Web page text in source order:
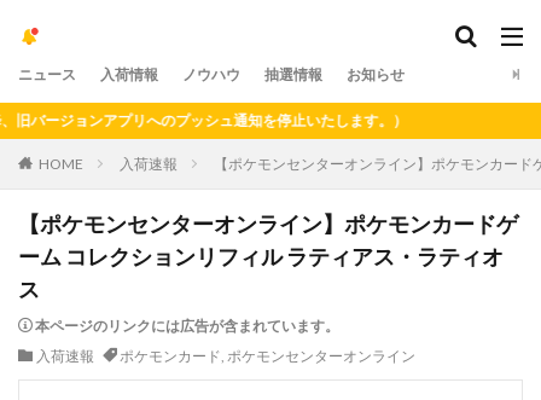
ニュース 入荷情報 ノウハウ 抽選情報 お知らせ
ジョンアプリへのプッシュ通知を停止いたします。）
HOME 入荷速報 【ポケモンセンターオンライン】ポケモンカー
【ポケモンセンターオンライン】ポケモンカードゲ
ーム コレクションリフィル ラティアス・ラティオ
ス
本ページのリンクには広告が含まれています。
入荷速報
ポケモンカード, ポケモンセンターオンライン